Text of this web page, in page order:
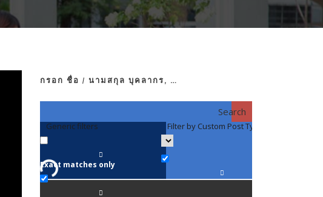
กรอก ชื่อ / นามสกุล บุคลากร, …
Search
Generic filters
Exact matches only
Filter by Custom Post Type